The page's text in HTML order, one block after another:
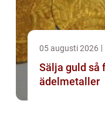
05 augusti 2026
Sälja guld så får du ut mest av dina
ädelmetaller